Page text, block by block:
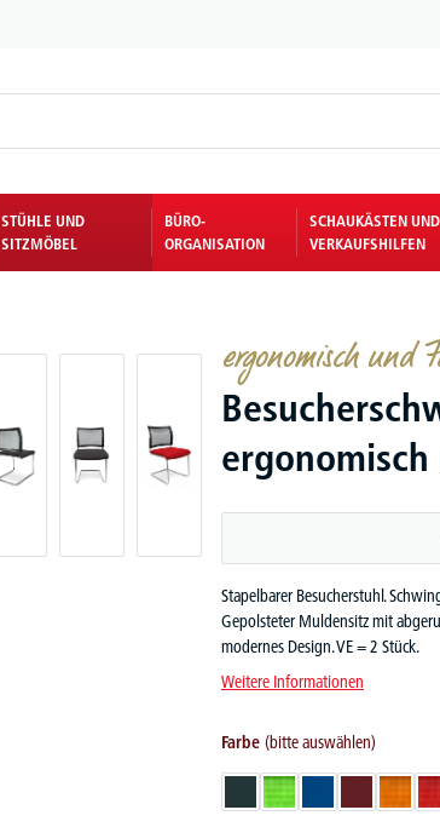
STÜHLE UND
SITZMÖBEL
BÜRO-
ORGANISATION
SCHAUKÄSTEN UND
VERKAUFSHILFEN
ergonomisch und
Stapelbarer Besucherstuhl.
Gepolsteter Muldensitz mit
modernes Design. VE = 2 Stück.
Weitere Informationen
Farbe (bitte auswählen)
AnthrazitApfelgrün